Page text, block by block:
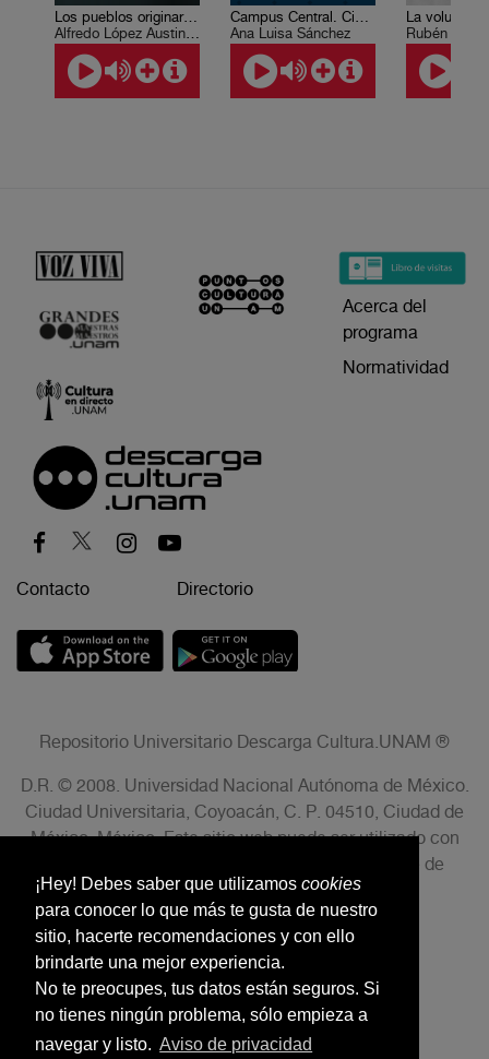
¡Hey! Debes saber que utilizamos cookies
para conocer lo que más te gusta de nuestro
sitio, hacerte recomendaciones y con ello
brindarte una mejor experiencia.
No te preocupes, tus datos están seguros. Si
no tienes ningún problema, sólo empieza a
navegar y listo. Aviso de privacidad
Los pueblos originarios: historia y actualidad
Alfredo López Austin , Andrés Medina Hernández
Campus Central. Ciudad Universitaria
Ana Luisa Sánchez
Rubén
Acerca del
programa
Normatividad
Contacto Directorio
Repositorio Universitario Descarga Cultura.UNAM ®
D.R. © 2008. Universidad Nacional Autónoma de México.
Ciudad Universitaria, Coyoacán, C. P. 04510, Ciudad de
México, México. Este sitio web puede ser utilizado con
fines no lucrativos siempre que se cite la fuente de
conformidad con el AVISO LEGAL.